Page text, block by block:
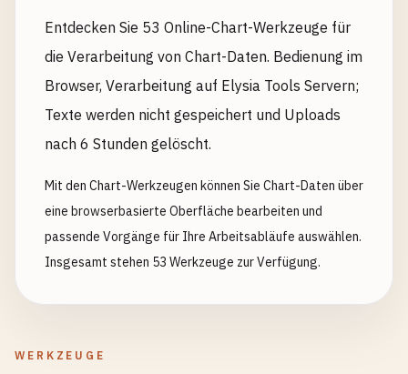
Entdecken Sie 53 Online-Chart-Werkzeuge für
die Verarbeitung von Chart-Daten. Bedienung im
Browser, Verarbeitung auf Elysia Tools Servern;
Texte werden nicht gespeichert und Uploads
nach 6 Stunden gelöscht.
Mit den Chart-Werkzeugen können Sie Chart-Daten über
eine browserbasierte Oberfläche bearbeiten und
passende Vorgänge für Ihre Arbeitsabläufe auswählen.
Insgesamt stehen 53 Werkzeuge zur Verfügung.
WERKZEUGE